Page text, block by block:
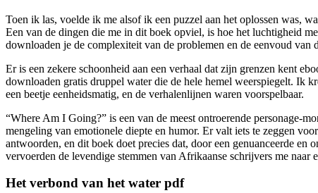
Toen ik las, voelde ik me alsof ik een puzzel aan het oplossen was,
Een van de dingen die me in dit boek opviel, is hoe het luchtigheid
downloaden je de complexiteit van de problemen en de eenvoud
Er is een zekere schoonheid aan een verhaal dat zijn grenzen kent
downloaden gratis druppel water die de hele hemel weerspiegelt. Ik
een beetje eenheidsmatig, en de verhalenlijnen waren voorspelbaar.
“Where Am I Going?” is een van de meest ontroerende personage-
mengeling van emotionele diepte en humor. Er valt iets te zeggen
antwoorden, en dit boek doet precies dat, door een genuanceerde
vervoerden de levendige stemmen van Afrikaanse schrijvers me
Het verbond van het water pdf